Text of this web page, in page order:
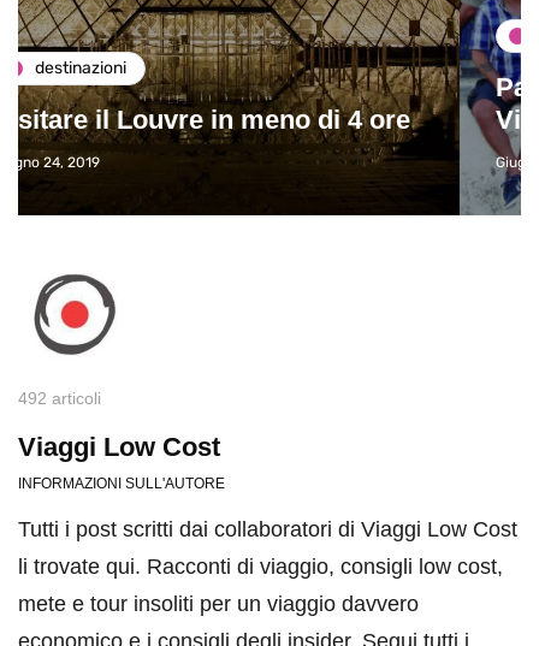
destinazioni
Paros e la Grecia di Immaturi il
Viaggio
Giugno 26, 2013
492 articoli
Viaggi Low Cost
INFORMAZIONI SULL'AUTORE
Tutti i post scritti dai collaboratori di Viaggi Low Cost
li trovate qui. Racconti di viaggio, consigli low cost,
mete e tour insoliti per un viaggio davvero
economico e i consigli degli insider. Segui tutti i